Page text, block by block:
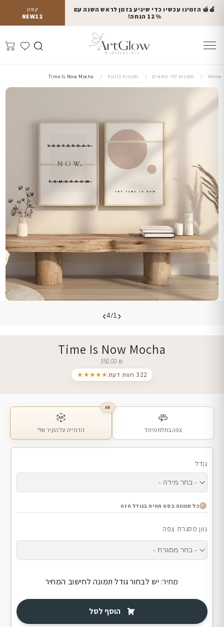
קופון
NEW12
🍎🍯 הזמינו עכשיו כדי שיגיע בזמן לראש השנה עם
12% הנחה!
Home תמונות לפי נושאים תמונות בזוגות Time Is Now Mocha
‹
4/1
›
Time Is Now Mocha
350.00 ₪
★★★★★
322 חוות דעת
צפה בתלת מימד
AR
הדמייה על הקיר שלי
גודל
כל תמונה בסט תהיה בגודל הזה
גוון מסגרת צפה
מחיר: יש לבחור גודל תמונה לחישוב המחיר
הוסף לסל